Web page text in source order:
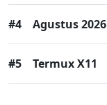
#4 Agustus 2026
#5 Termux X11